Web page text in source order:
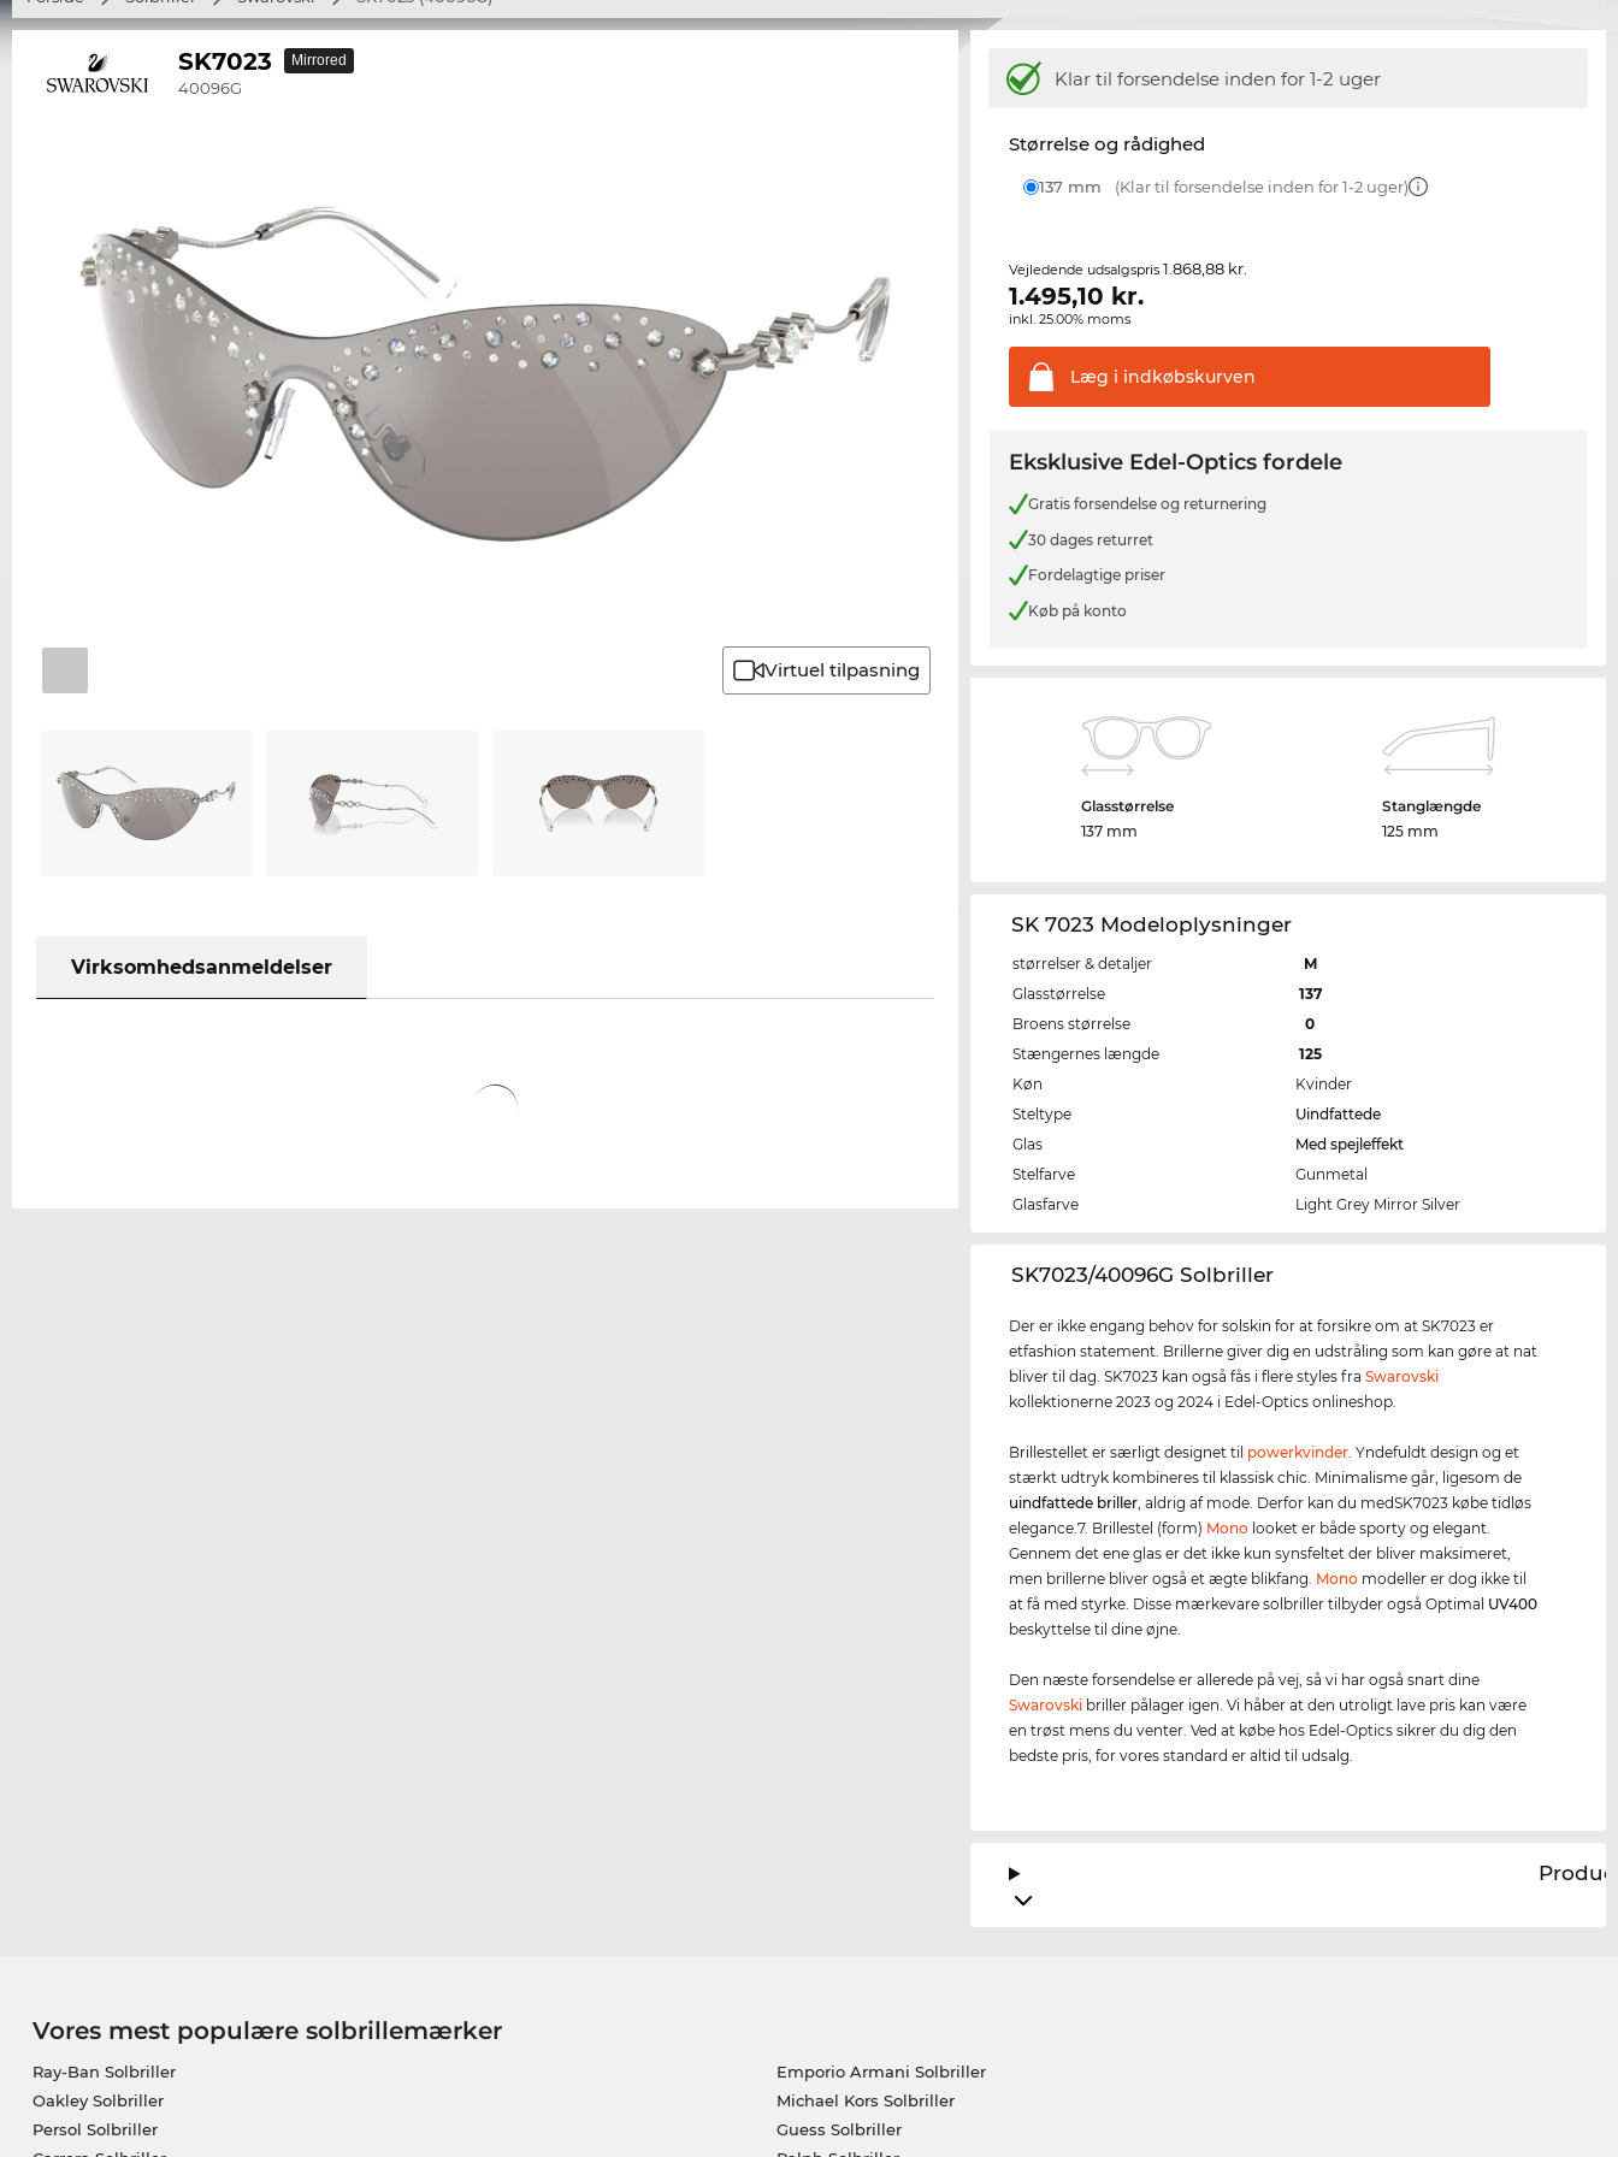
SK7023
40096G
Mirrored
Virtuel tilpasning
Virksomhedsanmeldelser
Klar til forsendelse inden for 1-2 uger
Størrelse og rådighed
137 mm (Klar til forsendelse inden for 1-2 uger)
Vejledende udsalgspris1.868,88 kr.
1.495,10 kr.
inkl. 25.00% moms
Læg i indkøbskurven
Eksklusive Edel-Optics fordele
Gratis forsendelse og returnering
30 dages returret
Fordelagtige priser
Køb på konto
Glasstørrelse
137 mm
Stanglængde
125 mm
SK 7023 Modeloplysninger
størrelser & detaljer
M
Glasstørrelse
137
Broens størrelse
0
Stængernes længde
125
Køn
Kvinder
Steltype
Uindfattede
Glas
Med spejleffekt
Stelfarve
Gunmetal
Glasfarve
Light Grey Mirror Silver
‌SK7023/40096G Solbriller
Der er ikke engang behov for solskin for at forsikre om at SK7023 er
etfashion statement. Brillerne giver dig en udstråling som kan gøre at nat
bliver til dag. SK7023 kan også fås i flere styles fraSwarovski
kollektionerne 2023 og 2024 i Edel-Optics onlineshop.
Brillestellet er særligt designet til powerkvinder. Yndefuldt design og et
stærkt udtryk kombineres til klassisk chic. Minimalisme går, ligesom de
uindfattede briller, aldrig af mode. Derfor kan du medSK7023 købe tidløs
elegance.7. Brillestel (form) Mono looket er både sporty og elegant.
Gennem det ene glas er det ikke kun synsfeltet der bliver maksimeret,
men brillerne bliver også et ægte blikfang. Mono modeller er dog ikke til
at få med styrke. Disse mærkevare solbriller tilbyder også Optimal UV400
beskyttelse til dine øjne.
Den næste forsendelse er allerede på vej, så vi har også snart dine
Swarovski briller pålager igen. Vi håber at den utroligt lave pris kan være
en trøst mens du venter. Ved at købe hos Edel-Optics sikrer du dig den
bedste pris, for vores standard er altid til udsalg.
Vores mest populære solbrillemærker
Ray-Ban Solbriller
Oakley Solbriller
Persol Solbriller
Emporio Armani Solbriller
Michael Kors Solbriller
Guess Solbriller